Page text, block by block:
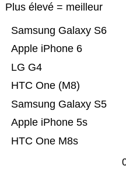
Plus élevé = meilleur
HTC One M8s
Apple iPhone 5s
Samsung Galaxy S5
HTC One (M8)
LG G4
Apple iPhone 6
Samsung Galaxy S6